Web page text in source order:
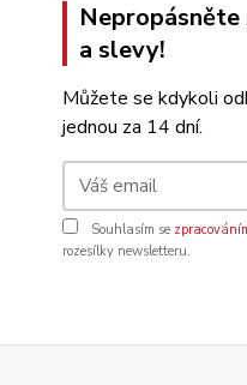
Nepropásněte
a slevy!
Můžete se kdykoli
jednou za 14 dní.
Souhlasím se
rozesílky newsletteru.